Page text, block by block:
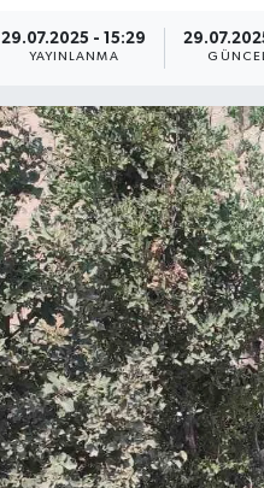
29.07.2025 - 15:29
YAYINLANMA